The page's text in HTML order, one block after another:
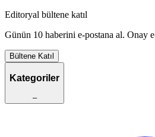
Editoryal bültene katıl
Günün 10 haberini e-postana al. Onay
Bültene Katıl
Kategoriler
–